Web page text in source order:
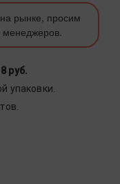
рынке, просим
менеджеров.
руб.
упаковки.